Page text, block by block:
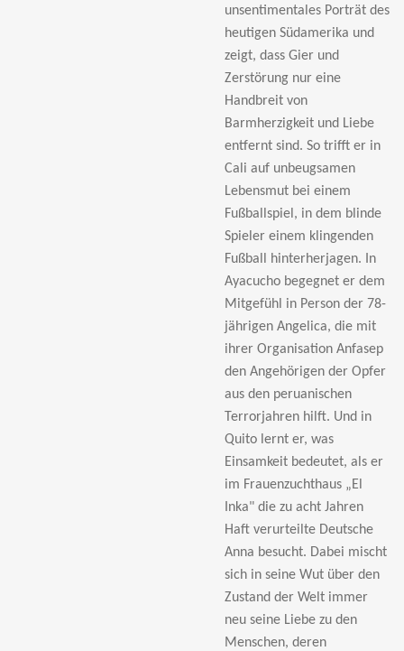
unsentimentales Porträt des
heutigen Südamerika und
zeigt, dass Gier und
Zerstörung nur eine
Handbreit von
Barmherzigkeit und Liebe
entfernt sind. So trifft er in
Cali auf unbeugsamen
Lebensmut bei einem
Fußballspiel, in dem blinde
Spieler einem klingenden
Fußball hinterherjagen. In
Ayacucho begegnet er dem
Mitgefühl in Person der 78-
jährigen Angelica, die mit
ihrer Organisation Anfasep
den Angehörigen der Opfer
aus den peruanischen
Terrorjahren hilft. Und in
Quito lernt er, was
Einsamkeit bedeutet, als er
im Frauenzuchthaus „El
Inka" die zu acht Jahren
Haft verurteilte Deutsche
Anna besucht. Dabei mischt
sich in seine Wut über den
Zustand der Welt immer
neu seine Liebe zu den
Menschen, deren